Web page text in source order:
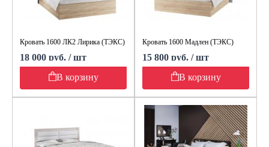
Кровать 1600 ЛК2 Лирика (ТЭКС)
18 000 руб. / шт
В корзину
Кровать 1600 Мадлен (ТЭКС)
15 800 руб. / шт
В корзину